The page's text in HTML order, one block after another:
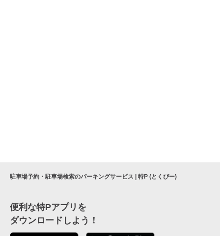
駐車場予約・駐車場検索のパーキングサービス | 特P (とくぴー)
便利な特Pアプリを
ダウンロードしよう！